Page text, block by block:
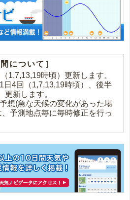
について］
1,7,13,19時頃）更新します。
日4回（1,7,13,19時頃）、後半
新します。
想(急な天候の変化があった場
予測地点毎に毎時修正を行っ